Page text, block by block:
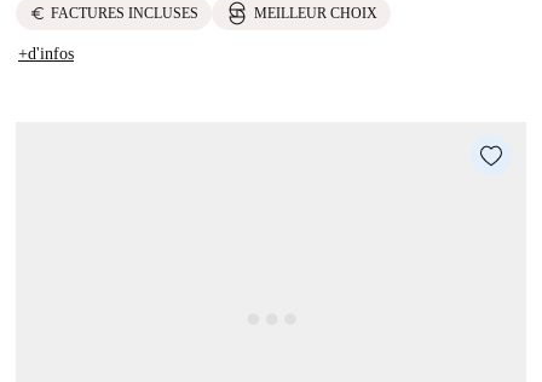
euro FACTURES INCLUSES MEILLEUR CHOIX
+d'infos